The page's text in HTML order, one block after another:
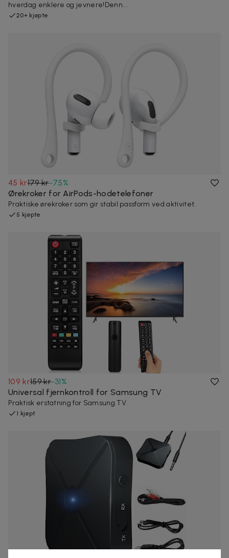
hverdag enklere og jevnere!Denn...
20+ kjøpte
45 kr179 kr-75%
Ørekroker for AirPods-hodetelefoner
Praktiske ørekroker som gir stabil passform ved aktivitet.
5 kjøpte
109 kr159 kr-31%
Universal fjernkontroll for Samsung TV
Praktisk erstatning for Samsung TV.
1 kjøpt